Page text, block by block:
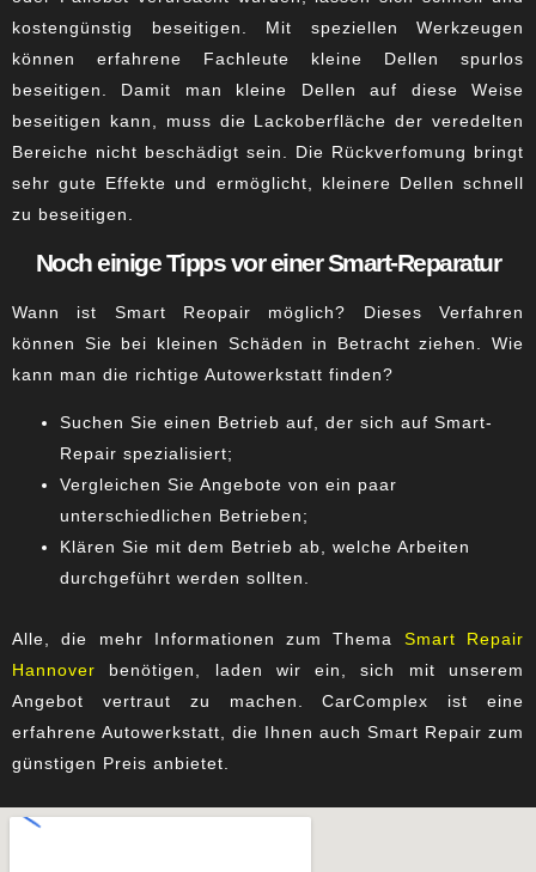
kostengünstig beseitigen. Mit speziellen Werkzeugen
können erfahrene Fachleute kleine Dellen spurlos
beseitigen. Damit man kleine Dellen auf diese Weise
beseitigen kann, muss die Lackoberfläche der veredelten
Bereiche nicht beschädigt sein. Die Rückverfomung bringt
sehr gute Effekte und ermöglicht, kleinere Dellen schnell
zu beseitigen.
Noch einige Tipps vor einer Smart-Reparatur
Wann ist Smart Reopair möglich? Dieses Verfahren
können Sie bei kleinen Schäden in Betracht ziehen. Wie
kann man die richtige Autowerkstatt finden?
Suchen Sie einen Betrieb auf, der sich auf Smart-
Repair spezialisiert;
Vergleichen Sie Angebote von ein paar
unterschiedlichen Betrieben;
Klären Sie mit dem Betrieb ab, welche Arbeiten
durchgeführt werden sollten.
Alle, die mehr Informationen zum Thema Smart Repair
Hannover benötigen, laden wir ein, sich mit unserem
Angebot vertraut zu machen. CarComplex ist eine
erfahrene Autowerkstatt, die Ihnen auch Smart Repair zum
günstigen Preis anbietet.